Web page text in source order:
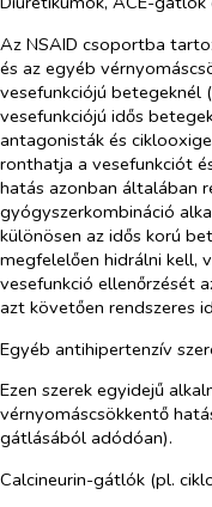
Az NSAID csoportba
és az egyéb
vesefunkciójú
vesefunkciójú idős
antagonisták és
ronthatja a vesefunkciót
hatás azonban általában
gyógyszerkombináció
különösen az idős korú
megfelelően hidrálni kell,
vesefunkció ellenőrzését
azt követően rendszeres
Egyéb antihipertenzív
Ezen szerek egyidejű
vérnyomáscsökkentő
gátlásából adódóan).
Calcineurin-gátlók (pl.